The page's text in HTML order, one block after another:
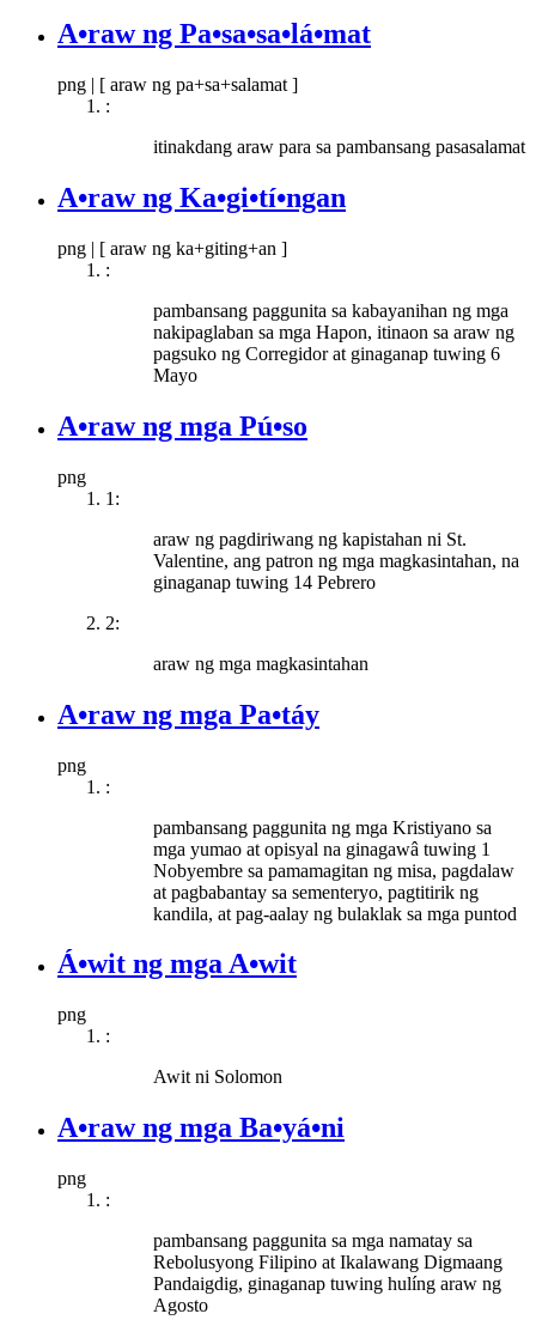
A•raw ng Pa•sa•sa•lá•mat
png | [ araw ng pa+sa+salamat ]
:
itinakdang araw para sa pambansang pasasalamat
A•raw ng Ka•gi•tí•ngan
png | [ araw ng ka+giting+an ]
:
pambansang paggunita sa kabayanihan ng mga
nakipaglaban sa mga Hapon, itinaon sa araw ng
pagsuko ng Corregidor at ginaganap tuwing 6
Mayo
A•raw ng mga Pú•so
png
1:
araw ng pagdiriwang ng kapistahan ni St.
Valentine, ang patron ng mga magkasintahan, na
ginaganap tuwing 14 Pebrero
2:
araw ng mga magkasintahan
A•raw ng mga Pa•táy
png
:
pambansang paggunita ng mga Kristiyano sa
mga yumao at opisyal na ginagawâ tuwing 1
Nobyembre sa pamamagitan ng misa, pagdalaw
at pagbabantay sa sementeryo, pagtitirik ng
kandila, at pag-aalay ng bulaklak sa mga puntod
Á•wit ng mga A•wit
png
:
Awit ni Solomon
A•raw ng mga Ba•yá•ni
png
:
pambansang paggunita sa mga namatay sa
Rebolusyong Filipino at Ikalawang Digmaang
Pandaigdig, ginaganap tuwing hulíng araw ng
Agosto